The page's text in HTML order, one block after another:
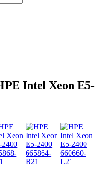
Intel Xeon E5-